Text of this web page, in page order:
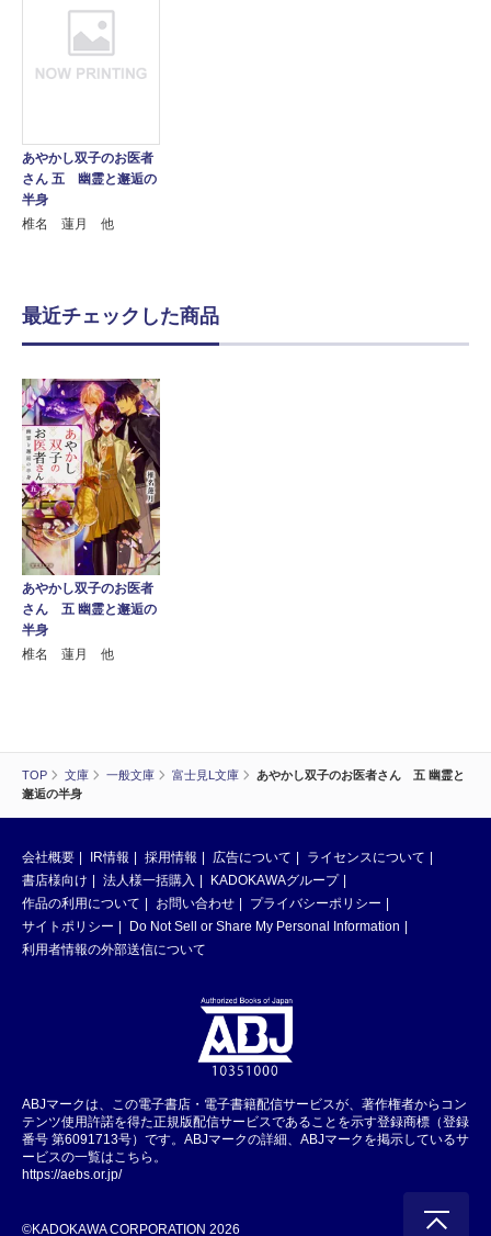
TOP 文庫 一般文庫 富士見L文庫
あやかし双子のお医者さん 五 幽霊と
邂逅の半身
あやかし双子のお医者
さん 五 幽霊と邂逅の
半身
椎名 蓮月 他
最近チェックした商品
あやかし双子のお医者
さん 五 幽霊と邂逅の
半身
椎名 蓮月 他
会社概要 IR情報 採用情報 広告について
ライセンスについて
書店様向け
法人様一括購入
KADOKAWAグループ
作品の利用について
お問い合わせ
プライバシーポリシー
サイトポリシー
Do Not Sell or Share My Personal Information
利用者情報の外部送信について
ABJマークは、この電子書店・電子書籍配信サービスが、著作権者からコン
テンツ使用許諾を得た正規版配信サービスであることを示す登録商標（登録
番号 第6091713号）です。ABJマークの詳細、ABJマークを掲示しているサ
ービスの一覧はこちら。
https://aebs.or.jp/
©KADOKAWA CORPORATION 2026